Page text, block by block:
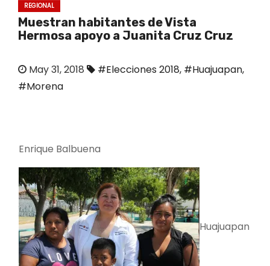
REGIONAL
Muestran habitantes de Vista
Hermosa apoyo a Juanita Cruz Cruz
May 31, 2018 #Elecciones 2018, #Huajuapan,
#Morena
Enrique Balbuena
Huajuapan